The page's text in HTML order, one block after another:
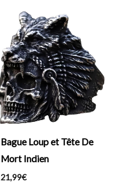
Bague Loup et Tête De
Mort Indien
21,99€